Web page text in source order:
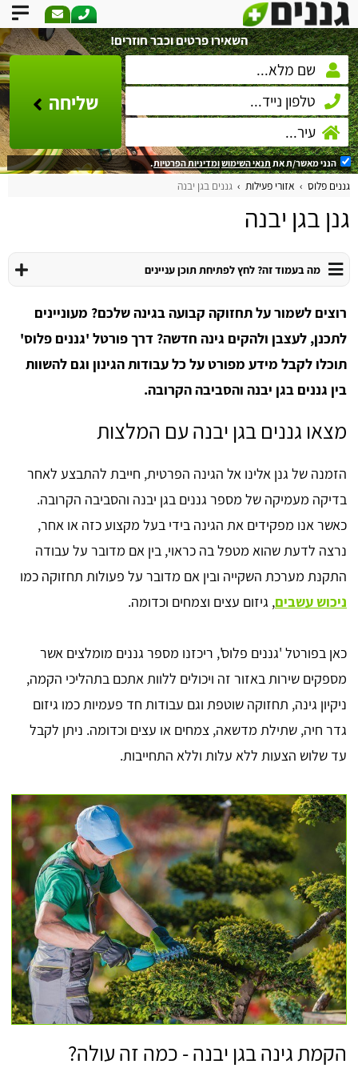
השאירו פרטים וכבר חוזרים!
שליחה
הנני מאשר/ת אתתנאי השימושומדיניות הפרטיות.
גננים פלוס אזורי פעילות גננים בגן יבנה
גנן בגן יבנה
מה בעמוד זה? לחץ לפתיחת תוכן עניינים
רוצים לשמור על תחזוקה קבועה בגינה שלכם? מעוניינים
לתכנן, לעצבן ולהקים גינה חדשה? דרך פורטל 'גננים פלוס'
תוכלו לקבל מידע מפורט על כל עבודות הגינון וגם להשוות
בין גננים בגן יבנה והסביבה הקרובה.
מצאו גננים בגן יבנה עם המלצות
הזמנה של גנן אלינו אל הגינה הפרטית, חייבת להתבצע לאחר
בדיקה מעמיקה של מספר גננים בגן יבנה והסביבה הקרובה.
כאשר אנו מפקידים את הגינה בידי בעל מקצוע כזה או אחר,
נרצה לדעת שהוא מטפל בה כראוי, בין אם מדובר על עבודה
התקנת מערכת השקייה ובין אם מדובר על פעולות תחזוקה כמו
ניכוש עשבים, גיזום עצים וצמחים וכדומה.
כאן בפורטל 'גננים פלוס', ריכזנו מספר גננים מומלצים אשר
מספקים שירות באזור זה ויכולים ללוות אתכם בתהליכי הקמה,
ניקיון גינה, תחזוקה שוטפת וגם עבודות חד פעמיות כמו גיזום
גדר חיה, שתילת מדשאה, צמחים או עצים וכדומה. ניתן לקבל
עד שלוש הצעות ללא עלות וללא התחייבות.
הקמת גינה בגן יבנה - כמה זה עולה?